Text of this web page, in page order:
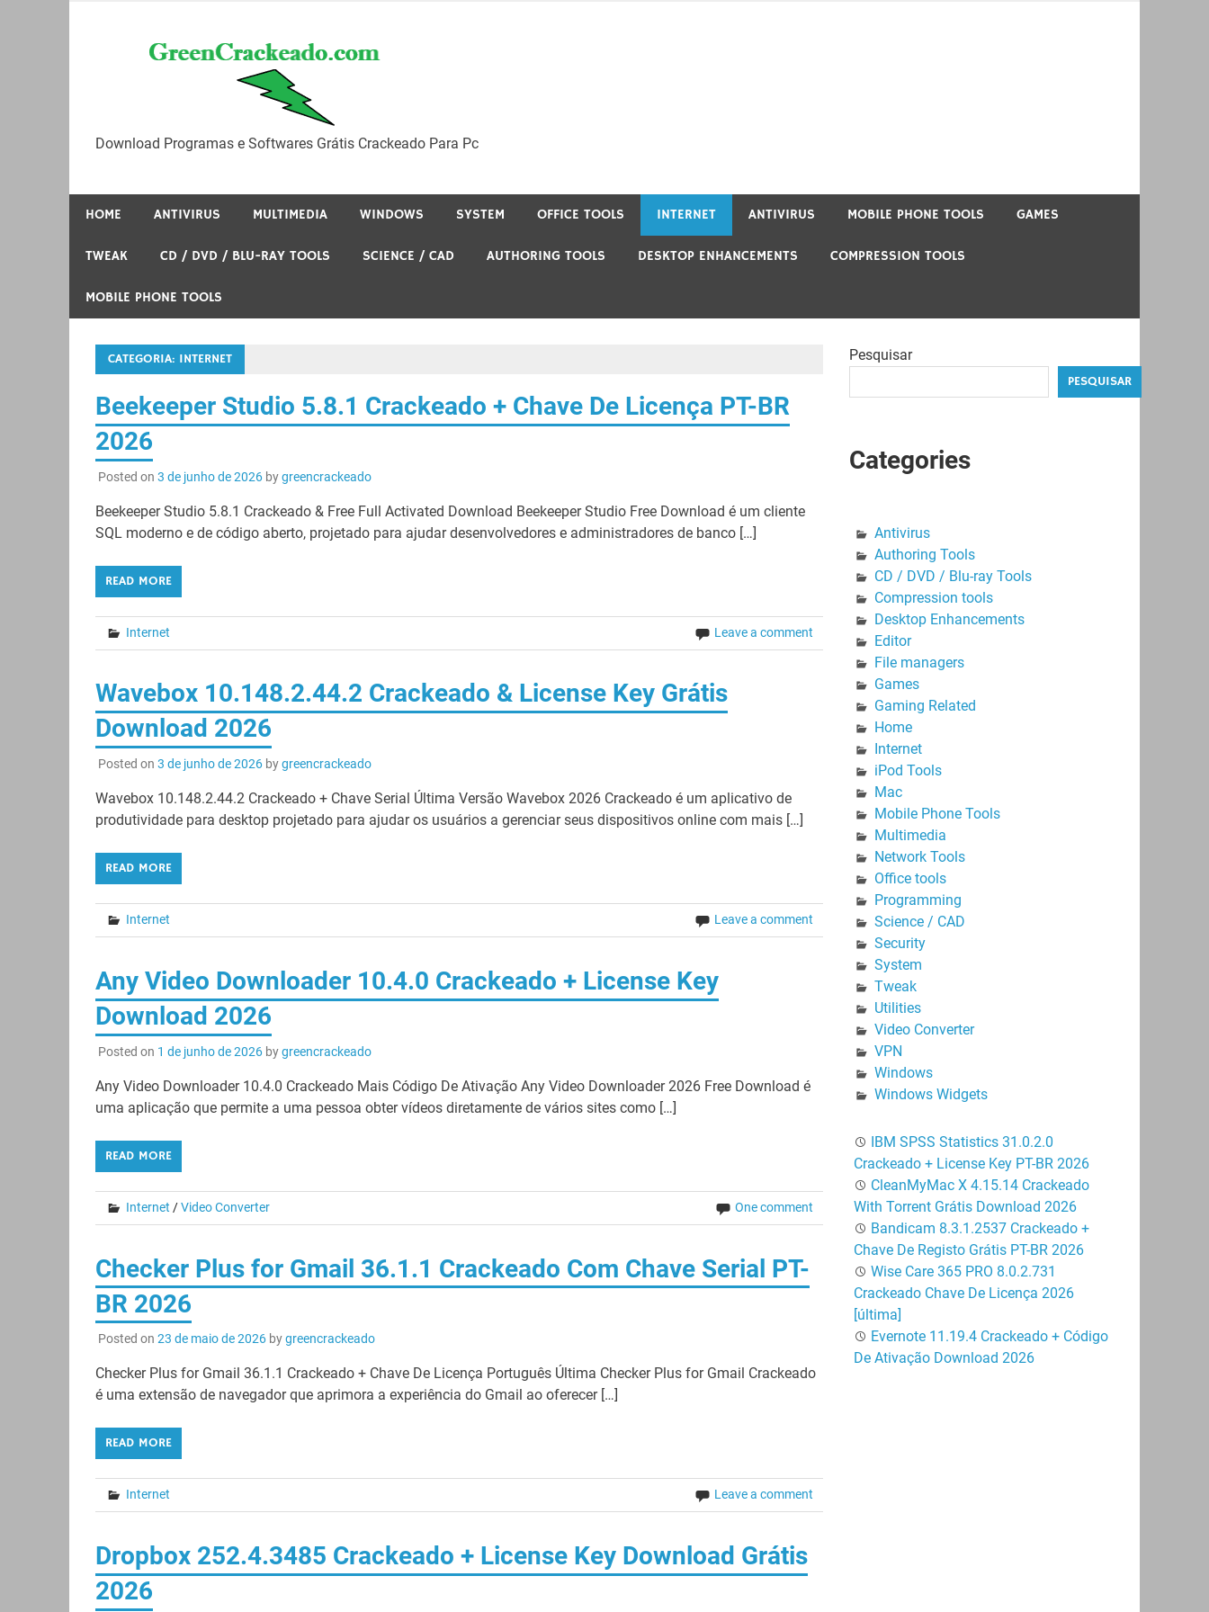
Download Programas e Softwares Grátis Crackeado Para Pc
HOME ANTIVIRUS MULTIMEDIA WINDOWS SYSTEM OFFICE TOOLS INTERNET ANTIVIRUS MOBILE PHONE TOOLS GAMES
TWEAK CD / DVD / BLU-RAY TOOLS SCIENCE / CAD AUTHORING TOOLS DESKTOP ENHANCEMENTS COMPRESSION TOOLS
MOBILE PHONE TOOLS
CATEGORIA: INTERNET
Beekeeper Studio 5.8.1 Crackeado + Chave De Licença PT-BR
2026
Posted on 3 de junho de 2026bygreencrackeado
Beekeeper Studio 5.8.1 Crackeado & Free Full Activated Download Beekeeper Studio Free Download é um cliente
SQL moderno e de código aberto, projetado para ajudar desenvolvedores e administradores de banco […]
READ MORE
Internet Leave a comment
Wavebox 10.148.2.44.2 Crackeado & License Key Grátis
Download 2026
Posted on 3 de junho de 2026bygreencrackeado
Wavebox 10.148.2.44.2 Crackeado + Chave Serial Última Versão Wavebox 2026 Crackeado é um aplicativo de
produtividade para desktop projetado para ajudar os usuários a gerenciar seus dispositivos online com mais […]
READ MORE
Internet Leave a comment
Any Video Downloader 10.4.0 Crackeado + License Key
Download 2026
Posted on 1 de junho de 2026bygreencrackeado
Any Video Downloader 10.4.0 Crackeado Mais Código De Ativação Any Video Downloader 2026 Free Download é
uma aplicação que permite a uma pessoa obter vídeos diretamente de vários sites como […]
READ MORE
Internet /Video Converter One comment
Checker Plus for Gmail 36.1.1 Crackeado Com Chave Serial PT-
BR 2026
Posted on 23 de maio de 2026bygreencrackeado
Checker Plus for Gmail 36.1.1 Crackeado + Chave De Licença Português Última Checker Plus for Gmail Crackeado
é uma extensão de navegador que aprimora a experiência do Gmail ao oferecer […]
READ MORE
Internet Leave a comment
Dropbox 252.4.3485 Crackeado + License Key Download Grátis
2026
Pesquisar
PESQUISAR
Categories
Antivirus
Authoring Tools
CD / DVD / Blu-ray Tools
Compression tools
Desktop Enhancements
Editor
File managers
Games
Gaming Related
Home
Internet
iPod Tools
Mac
Mobile Phone Tools
Multimedia
Network Tools
Office tools
Programming
Science / CAD
Security
System
Tweak
Utilities
Video Converter
VPN
Windows
Windows Widgets
IBM SPSS Statistics 31.0.2.0
Crackeado + License Key PT-BR 2026
CleanMyMac X 4.15.14 Crackeado
With Torrent Grátis Download 2026
Bandicam 8.3.1.2537 Crackeado +
Chave De Registo Grátis PT-BR 2026
Wise Care 365 PRO 8.0.2.731
Crackeado Chave De Licença 2026
[última]
Evernote 11.19.4 Crackeado + Código
De Ativação Download 2026